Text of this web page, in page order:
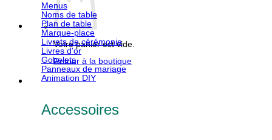
Votre panier est vide.
Retour à la boutique
Menus
Noms de table
Plan de table
Marque-place
Livrets de cérémonie
Livres d'or
Gobelets
Panneaux de mariage
Animation DIY
Accessoires